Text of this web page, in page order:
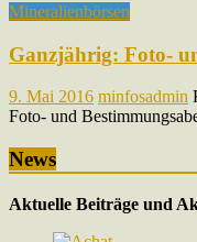
Mineralienbörsen
Ganzjährig: Foto-
9. Mai 2016 minfosadmin
Foto- und
News
Aktuelle Beiträge und